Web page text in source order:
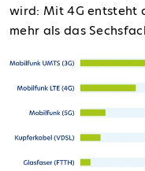
wird: Mit 4G entsteht
mehr als das